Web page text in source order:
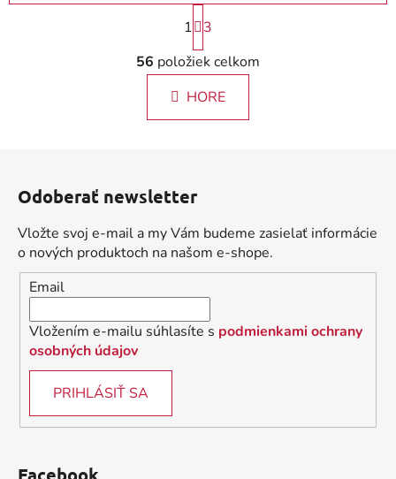
O
v
l
á
d
e
p
r
v
k
y
v
ý
S
t
r
á
n
k
e
1
3
56 položiek celkom
HORE
Odoberať newsletter
Vložte svoj e-mail a my Vám budeme zasielať informácie
o nových produktoch na našom e-shope.
Email
Vložením e-mailu súhlasíte s podmienkami ochrany
osobných údajov
PRIHLÁSIŤ SA